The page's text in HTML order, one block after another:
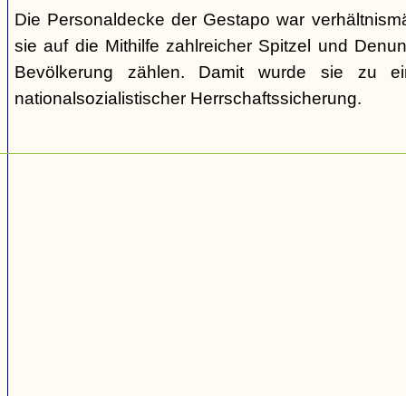
Die Personaldecke der Gestapo war
sie auf die Mithilfe zahlreicher Spitzel und
Bevölkerung zählen. Damit wurde sie zu
nationalsozialistischer Herrschaftssicherung.